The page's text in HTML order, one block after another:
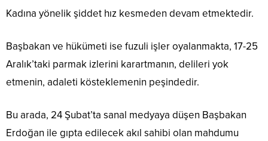
Kadına yönelik şiddet hız kesmeden devam etmektedir.
Başbakan ve hükümeti ise fuzuli işler oyalanmakta, 17-25
Aralık’taki parmak izlerini karartmanın, delileri yok
etmenin, adaleti kösteklemenin peşindedir.
Bu arada, 24 Şubat’ta sanal medyaya düşen Başbakan
Erdoğan ile gıpta edilecek akıl sahibi olan mahdumu